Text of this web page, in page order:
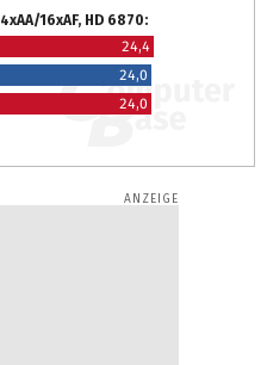
4xAA/16xAF, HD 6870:
24,4
24,0
24,0